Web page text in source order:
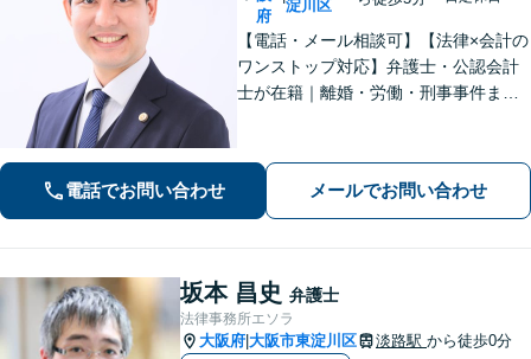
府
淀川区
【電話・メール相談可】【法律×会計の
ワンストップ対応】弁護士・公認会計
士が在籍｜離婚・労働・刑事事件まで
をご提案します
電話でお問い合わせ メールでお問い合わせ
坂本 昌史 弁護士
法律事務所エソラ
大阪府 大阪市東淀川区 淡路駅 から徒歩0分